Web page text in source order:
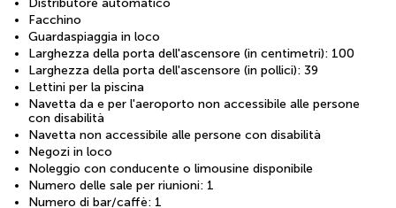
Distributore automatico
Facchino
Guardaspiaggia in loco
Larghezza della porta dell'ascensore (in centimetri): 100
Larghezza della porta dell'ascensore (in pollici): 39
Lettini per la piscina
Navetta da e per l'aeroporto non accessibile alle persone
con disabilità
Navetta non accessibile alle persone con disabilità
Negozi in loco
Noleggio con conducente o limousine disponibile
Numero delle sale per riunioni: 1
Numero di bar/caffè: 1